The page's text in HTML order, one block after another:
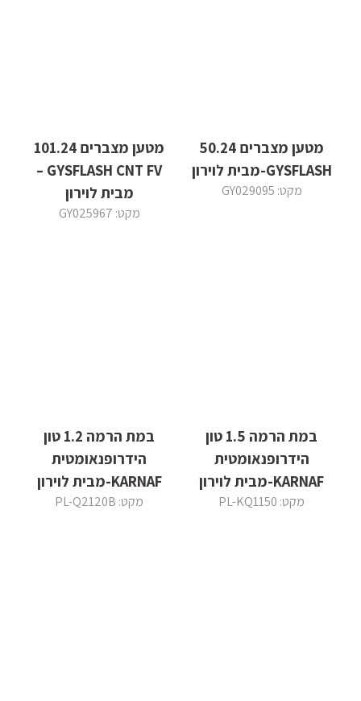
מטען מצברים 50.24
GYSFLASH-מבית לוירון
מקט: GY029095
מטען מצברים 101.24
GYSFLASH CNT FV –
מבית לוירון
מקט: GY025967
במת הרמה 1.5 טון
הידרופנאומטית
KARNAF-מבית לוירון
מקט: PL-KQ1150
במת הרמה 1.2 טון
הידרופנאומטית
KARNAF-מבית לוירון
מקט: PL-Q2120B